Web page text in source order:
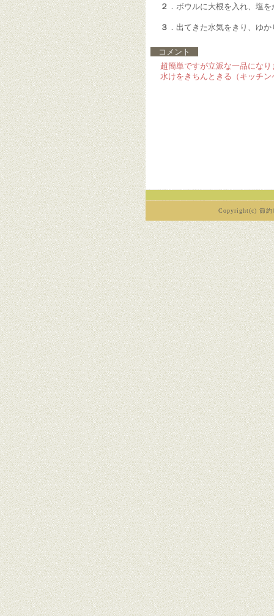
２ ．ボウルに大根を入れ、塩
３ ．出てきた水気をきり、ゆ
コメント
超簡単ですが立派な一品になり
水けをきちんときる（キッチ
Copyright(c) 節